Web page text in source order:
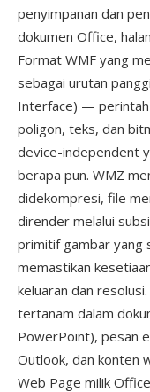
penyimpanan dan
dokumen Office,
Format WMF yang
sebagai urutan
Interface) — perintah
poligon, teks, dan
device-independent
berapa pun. WMZ
didekompresi, file
dirender melalui
primitif gambar yang
memastikan
keluaran dan
tertanam dalam
PowerPoint), pesan
Outlook, dan konten
Web Page milik